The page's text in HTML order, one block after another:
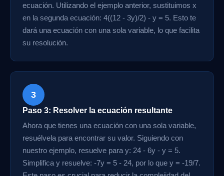
ecuación. Utilizando el ejemplo anterior, sustituimos x
en la segunda ecuación: 4((12 - 3y)/2) - y = 5. Esto te
dará una ecuación con una sola variable, lo que facilita
su resolución.
3
Paso 3: Resolver la ecuación resultante
Ahora que tienes una ecuación con una sola variable,
resuélvela para encontrar su valor. Siguiendo con
nuestro ejemplo, resuelve para y: 24 - 6y - y = 5.
Simplifica y resuelve: -7y = 5 - 24, por lo que y = -19/7.